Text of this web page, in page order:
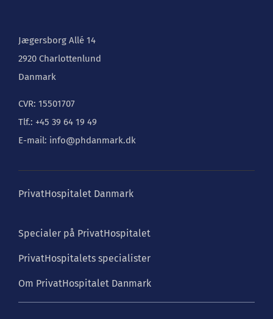
Jægersborg Allé 14
2920 Charlottenlund
Danmark
CVR: 15501707
Tlf.: +45 39 64 19 49
E-mail: info@phdanmark.dk
PrivatHospitalet Danmark
Specialer på PrivatHospitalet
PrivatHospitalets specialister
Om PrivatHospitalet Danmark